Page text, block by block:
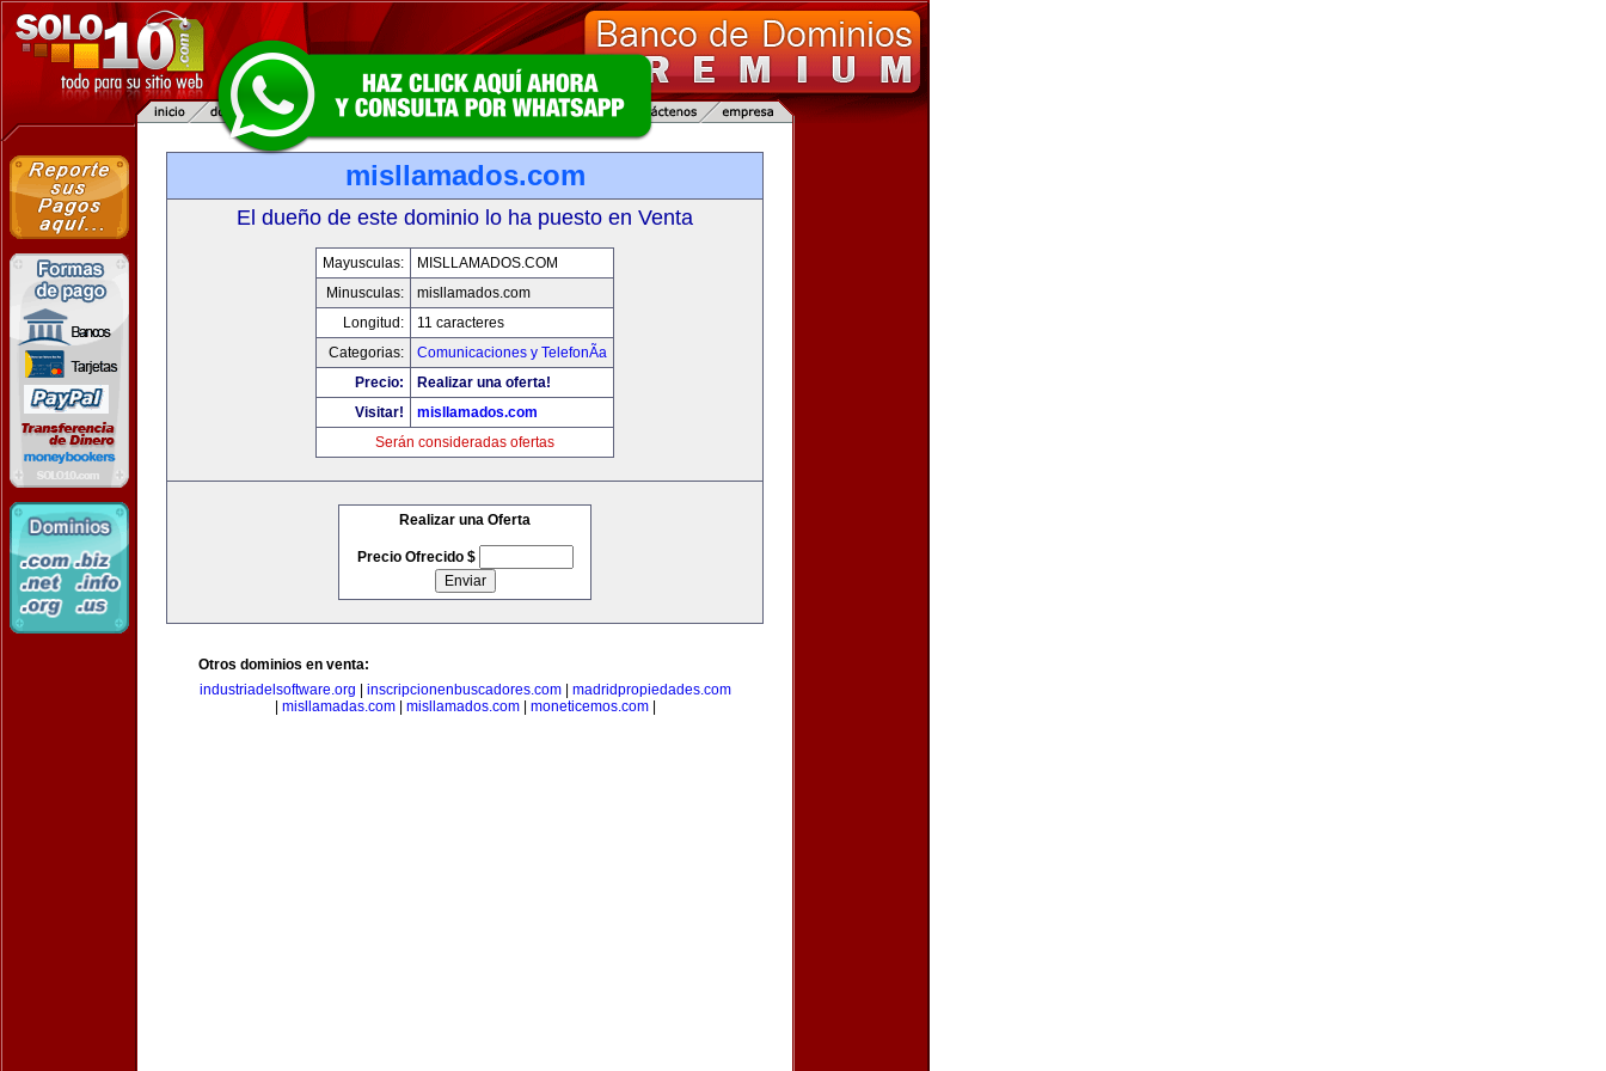
misllamados.com
El dueño de este dominio lo ha puesto en Venta
Mayusculas:
MISLLAMADOS.COM
Minusculas:
misllamados.com
Longitud:
11 caracteres
Categorias:
Comunicaciones y TelefonÃ­a
Precio:
Realizar una oferta!
Visitar!
misllamados.com
Serán consideradas ofertas
Realizar una Oferta
Precio Ofrecido $
Otros dominios en venta:
industriadelsoftware.org
inscripcionenbuscadores.com| madridpropiedades.com
misllamadas.com| misllamados.com| moneticemos.com|